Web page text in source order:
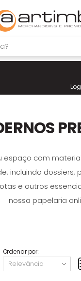
espaço com
incluindo dossiers,
e outros
nossa papelaria
Ordenar por: